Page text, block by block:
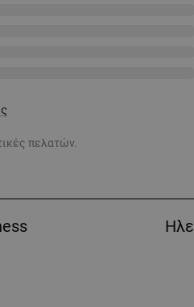
πελατών.